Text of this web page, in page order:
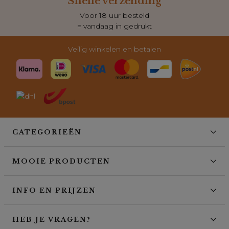
Voor 18 uur besteld
= vandaag in gedrukt
Veilig winkelen en betalen
CATEGORIEËN
MOOIE PRODUCTEN
INFO EN PRIJZEN
HEB JE VRAGEN?